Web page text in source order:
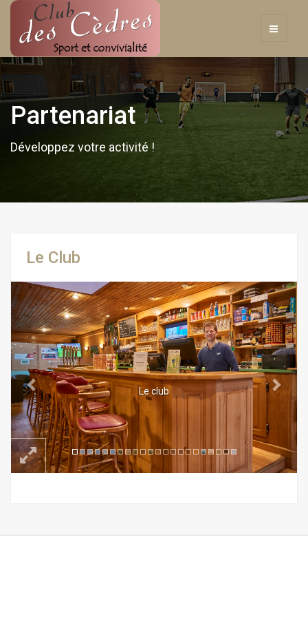
Partenariat
Développez votre activité !
Le Club
Le club
Previous Next